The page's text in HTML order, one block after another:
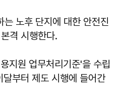
는 노후 단지에 대한 안전진
격 시행한다.
지원 업무처리기준'을 수립
부터 제도 시행에 들어간